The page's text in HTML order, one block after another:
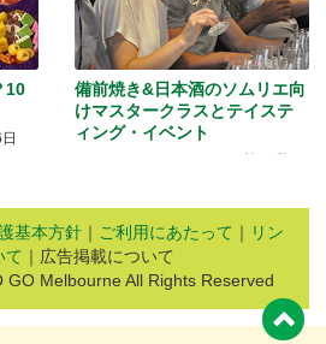
10
備前焼き&日本酒のソムリエ向
けマスタークラスとテイステ
ィング・イベント
基本方針 ｜ ご利用にあたって ｜ リン
て ｜広告掲載について
Melbourne All Rights Reserved